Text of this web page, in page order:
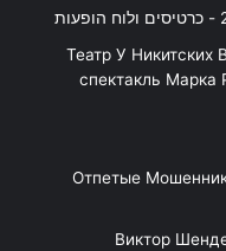
"Театр У
спектакль Марка
Отпетые
Виктор